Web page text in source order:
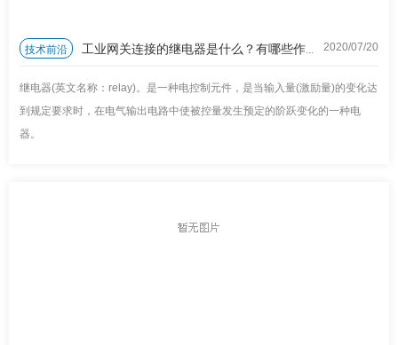
/20
2020/07
技术前沿 工业网关连接的继电器是什么？有哪些作用？
继电器(英文名称：relay)。是一种电控制元件，是当输入量(激励量)的变化达
到规定要求时，在电气输出电路中使被控量发生预定的阶跃变化的一种电
器。